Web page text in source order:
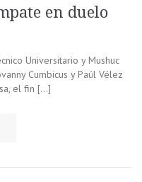
en duelo
Universitario y Mushuc
Cumbicus y Paúl Vélez
el fin […]